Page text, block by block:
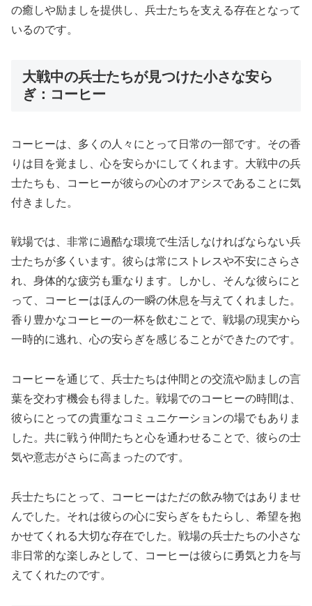
の癒しや励ましを提供し、兵士たちを支える存在となって
いるのです。
大戦中の兵士たちが見つけた小さな安ら
ぎ：コーヒー
コーヒーは、多くの人々にとって日常の一部です。その香
りは目を覚まし、心を安らかにしてくれます。大戦中の兵
士たちも、コーヒーが彼らの心のオアシスであることに気
付きました。
戦場では、非常に過酷な環境で生活しなければならない兵
士たちが多くいます。彼らは常にストレスや不安にさらさ
れ、身体的な疲労も重なります。しかし、そんな彼らにと
って、コーヒーはほんの一瞬の休息を与えてくれました。
香り豊かなコーヒーの一杯を飲むことで、戦場の現実から
一時的に逃れ、心の安らぎを感じることができたのです。
コーヒーを通じて、兵士たちは仲間との交流や励ましの言
葉を交わす機会も得ました。戦場でのコーヒーの時間は、
彼らにとっての貴重なコミュニケーションの場でもありま
した。共に戦う仲間たちと心を通わせることで、彼らの士
気や意志がさらに高まったのです。
兵士たちにとって、コーヒーはただの飲み物ではありませ
んでした。それは彼らの心に安らぎをもたらし、希望を抱
かせてくれる大切な存在でした。戦場の兵士たちの小さな
非日常的な楽しみとして、コーヒーは彼らに勇気と力を与
えてくれたのです。